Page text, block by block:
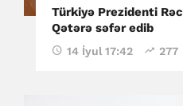
Türkiyə Prezidenti
Qətərə səfər edib
14 İyul 17:42 277